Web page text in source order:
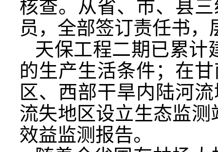
核查。从省、市、县
员，全部签订责任书，
天保工程二期已累计
的生产生活条件；在
区、西部干旱内陆河
流失地区设立生态监
效益监测报告。